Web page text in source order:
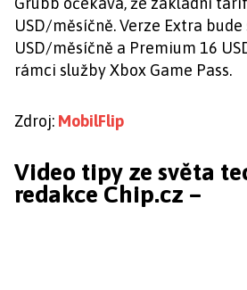
USD/měsíčně. Verze Extra bude
USD/měsíčně a Premium 16
rámci služby Xbox Game Pass.
Zdroj: MobilFlip
Video tipy ze světa
redakce Chip.cz –